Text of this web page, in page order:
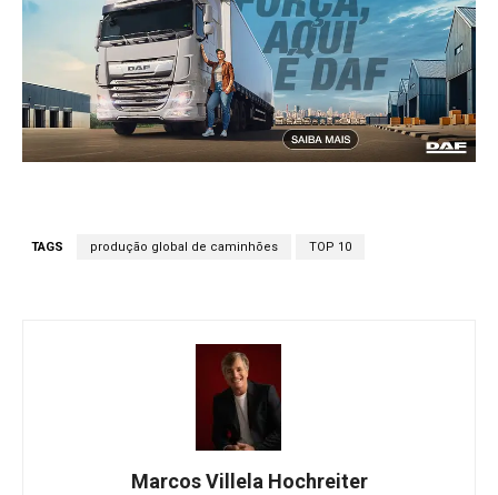
TAGS produção global de caminhões TOP 10
Marcos Villela Hochreiter